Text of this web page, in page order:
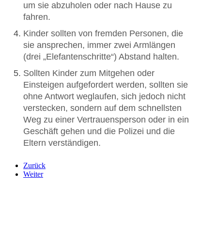
um sie abzuholen oder nach Hause zu
fahren.
Kinder sollten von fremden Personen, die
sie ansprechen, immer zwei Armlängen
(drei „Elefantenschritte“) Abstand halten.
Sollten Kinder zum Mitgehen oder
Einsteigen aufgefordert werden, sollten sie
ohne Antwort weglaufen, sich jedoch nicht
verstecken, sondern auf dem schnellsten
Weg zu einer Vertrauensperson oder in ein
Geschäft gehen und die Polizei und die
Eltern verständigen.
Zurück
Weiter